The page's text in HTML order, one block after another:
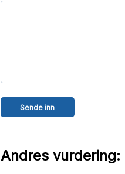
Andres vurdering: